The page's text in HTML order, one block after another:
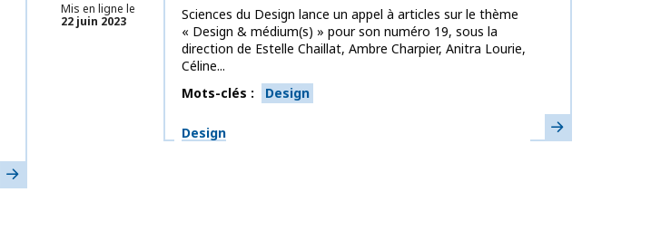
En savoir plus
Mis en ligne le
22 juin 2023
Sciences du Design lance un appel à articles sur le thème
« Design & médium(s) » pour son numéro 19, sous la
direction de Estelle Chaillat, Ambre Charpier, Anitra Lourie,
Céline...
Mots-clés
Design
Thématiques
Design En savoir plus